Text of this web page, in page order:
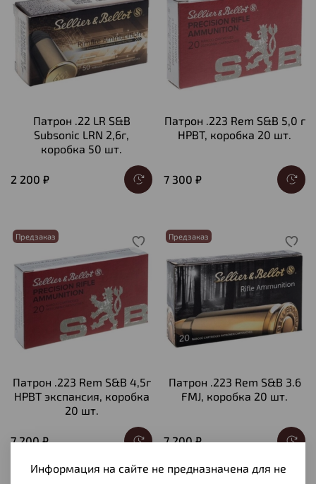
Патрон .22 LR S&B
Subsonic LRN 2,6г,
коробка 50 шт.
2 200 ₽
Патрон .223 Rem S&B 5,0 г
HPBT, коробка 20 шт.
7 300 ₽
Предзаказ
Патрон .223 Rem S&B 4,5г
HPBT экспансия, коробка
20 шт.
7 200 ₽
Предзаказ
Патрон .223 Rem S&B 3.6
FMJ, коробка 20 шт.
7 200 ₽
Информация на сайте не предназначена для не